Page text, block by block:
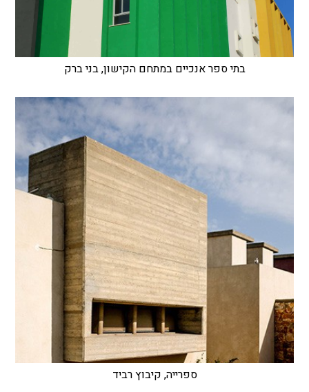
בתי ספר אנכיים במתחם הקישון, בני ברק
ספרייה, קיבוץ רביד